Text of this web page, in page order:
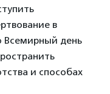
в
Всемирный день
и способах